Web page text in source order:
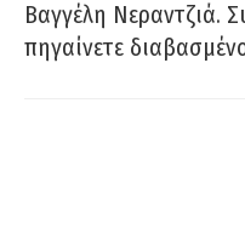
Βαγγέλη Νεραντζιά.
πηγαίνετε